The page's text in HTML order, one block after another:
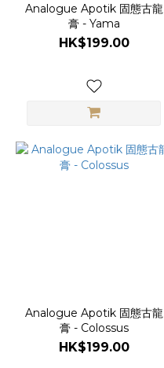
Analogue Apotik 固態古龍
膏 - Yama
HK$199.00
Analogue Apotik 固態古龍
膏 - Colossus
HK$199.00